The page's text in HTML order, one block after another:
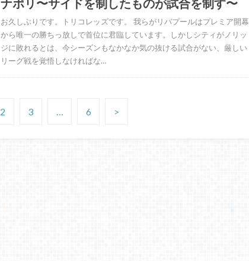
ナポリ〜サイドを制したものが試合を制す〜
お久しぶりです。トリコレッズです。 我らがリバプールはプレミア開幕
から唯一の勝ちっ放しで首位に君臨しています。しかしシティがノリッ
ジに敗れるとは、今シーズンもなかなか気の抜ける試合がない、厳しい
リーグ戦を覚悟しなければな…
2 3 6 >